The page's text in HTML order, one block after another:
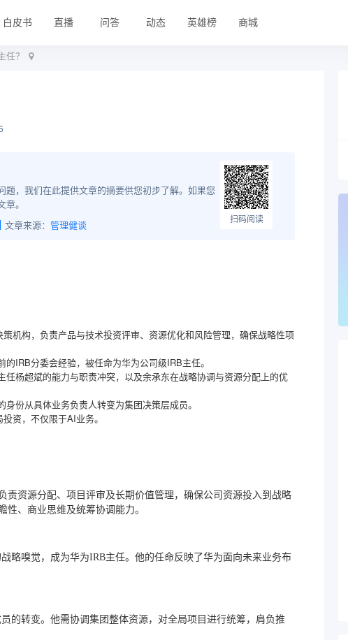
白皮书 直播 问答 动态 英雄榜 商城
？
，我们在此提供文章的摘要供您初步了解。如果您
。
文章来源： 管理健谈 扫码阅读
机构，负责产品与技术投资评审、资源优化和风险管理，确保战略性项
IRB分委会经验，被任命为华为公司级IRB主任。
杨超斌的能力与职责冲突，以及余承东在战略协调与资源分配上的优
份从具体业务负责人转变为集团决策层成员。
资，不仅限于AI业务。
资源分配、项目评审及长期价值管理，确保公司资源投入到战略
、商业思维及统筹协调能力。
略嗅觉，成为华为IRB主任。他的任命反映了华为面向未来业务布
的转变。他需协调集团整体资源，对全局项目进行统筹，肩负推